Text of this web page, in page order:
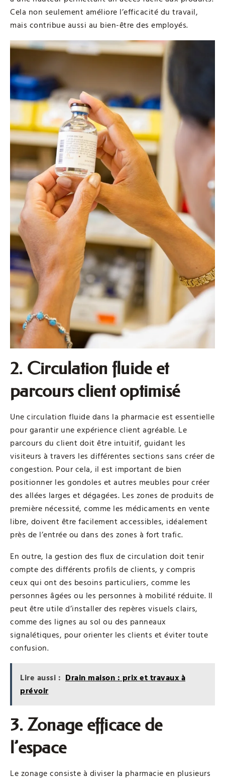
Cela non seulement améliore l’efficacité du travail,
mais contribue aussi au bien-être des employés.
2. Circulation fluide et
parcours client optimisé
Une circulation fluide dans la pharmacie est essentielle
pour garantir une expérience client agréable. Le
parcours du client doit être intuitif, guidant les
visiteurs à travers les différentes sections sans créer de
congestion. Pour cela, il est important de bien
positionner les gondoles et autres meubles pour créer
des allées larges et dégagées. Les zones de produits de
première nécessité, comme les médicaments en vente
libre, doivent être facilement accessibles, idéalement
près de l’entrée ou dans des zones à fort trafic.
En outre, la gestion des flux de circulation doit tenir
compte des différents profils de clients, y compris
ceux qui ont des besoins particuliers, comme les
personnes âgées ou les personnes à mobilité réduite. Il
peut être utile d’installer des repères visuels clairs,
comme des lignes au sol ou des panneaux
signalétiques, pour orienter les clients et éviter toute
confusion.
Lire aussi : Drain maison : prix et travaux à
prévoir
3. Zonage efficace de
l’espace
Le zonage consiste à diviser la pharmacie en plusieurs